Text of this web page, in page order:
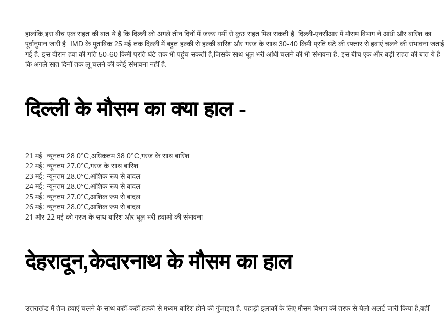
हालांकि,इस बीच एक राहत की बात ये है कि दिल्ली को अगले तीन दिनों में जरूर गर्मी से कुछ राहत मिल सकती है. दिल्ली-एनसीआर में मौसम विभाग ने आंधी और बारिश का
पूर्वानुमान जारी है. IMD के मुताबिक 25 मई तक दिल्ली में बहुत हल्की से हल्की बारिश और गरज के साथ 30-40 किमी प्रति घंटे की रफ्तार से हवाएं चलने की संभावना जताई
गई है. इस दौरान हवा की गति 50-60 किमी प्रति घंटे तक भी पहुंच सकती है,जिसके साथ धूल भरी आंधी चलने की भी संभावना है. इस बीच एक और बड़ी राहत की बात ये है
कि अगले सात दिनों तक लू चलने की कोई संभावना नहीं है.
दिल्ली के मौसम का क्या हाल -
21 मई: न्यूनतम 28.0°C,अधिकतम 38.0°C,गरज के साथ बारिश
22 मई: न्यूनतम 27.0°C,गरज के साथ बारिश
23 मई: न्यूनतम 28.0°C,आंशिक रूप से बादल
24 मई: न्यूनतम 28.0°C,आंशिक रूप से बादल
25 मई: न्यूनतम 27.0°C,आंशिक रूप से बादल
26 मई: न्यूनतम 28.0°C,आंशिक रूप से बादल
21 और 22 मई को गरज के साथ बारिश और धूल भरी हवाओं की संभावना
देहरादून,केदारनाथ के मौसम का हाल
उत्तराखंड में तेज हवाएं चलने के साथ कहीं-कहीं हल्की से मध्यम बारिश होने की गुंजाइश है. पहाड़ी इलाकों के लिए मौसम विभाग की तरफ से येलो अलर्ट जारी किया है,वहीं